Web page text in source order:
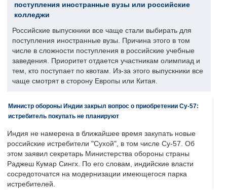
поступления иностранные вузы или российские
колледжи
Российские выпускники все чаще стали выбирать для
поступления иностранные вузы. Причина этого в том
числе в сложности поступления в российские учебные
заведения. Приоритет отдается участникам олимпиад и
тем, кто поступает по квотам. Из-за этого выпускники все
чаще смотрят в сторону Европы или Китая.
Министр обороны Индии закрыл вопрос о приобретении Су-57:
истребитель покупать не планируют
Индия не намерена в ближайшее время закупать новые
российские истребители "Сухой", в том числе Су-57. Об
этом заявил секретарь Министерства обороны страны
Раджеш Кумар Сингх. По его словам, индийские власти
сосредоточатся на модернизации имеющегося парка
истребителей.